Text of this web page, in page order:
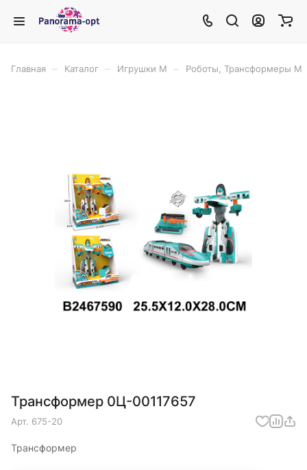
Главная Каталог Игрушки М Роботы, Трансформеры М
Трансформер 0Ц-00117657
Арт. 675-20
Трансформер